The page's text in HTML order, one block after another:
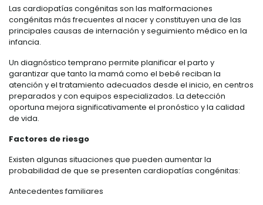
Las cardiopatías congénitas son las malformaciones
congénitas más frecuentes al nacer y constituyen una de las
principales causas de internación y seguimiento médico en la
infancia.
Un diagnóstico temprano permite planificar el parto y
garantizar que tanto la mamá como el bebé reciban la
atención y el tratamiento adecuados desde el inicio, en centros
preparados y con equipos especializados. La detección
oportuna mejora significativamente el pronóstico y la calidad
de vida.
Factores de riesgo
Existen algunas situaciones que pueden aumentar la
probabilidad de que se presenten cardiopatías congénitas:
Antecedentes familiares